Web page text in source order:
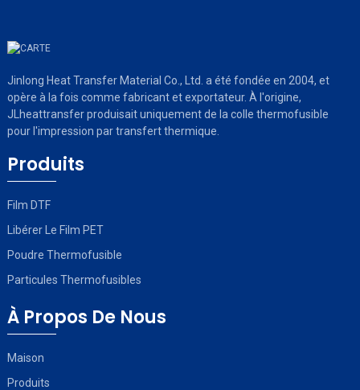
Jinlong Heat Transfer Material Co., Ltd. a été fondée en 2004, et
opère à la fois comme fabricant et exportateur. À l'origine,
JLheattransfer produisait uniquement de la colle thermofusible
pour l'impression par transfert thermique.
Produits
Film DTF
Libérer Le Film PET
Poudre Thermofusible
Particules Thermofusibles
À Propos De Nous
Maison
Produits